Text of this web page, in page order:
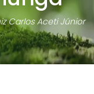
Carlos Aceti Júnior